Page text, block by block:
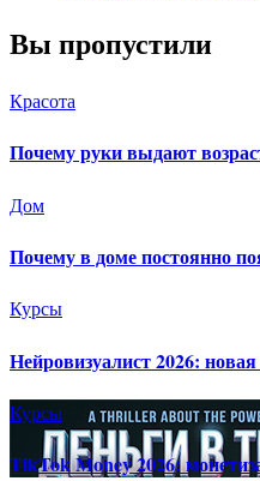
Вы пропустили
Красота
Почему руки выдают
Дом
Почему в доме постоянно
Курсы
Нейровизуалист 2026:
Курсы
TikTok Money 2026: